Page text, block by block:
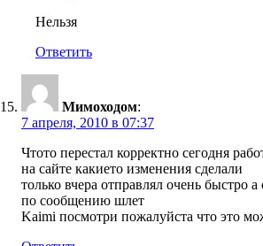
Нельзя
Ответить
Мимоходом:
7 апреля, 2010 в 07:37
Чтото перестал корректно сегодня
на сайте какието изменения сделали
только вчера отправлял очень быстро а
по сообщению шлет
Kaimi посмотри пожалуйста что это